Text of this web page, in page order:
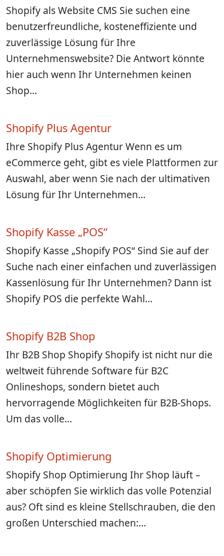
Shopify als Website CMS Sie suchen eine
benutzerfreundliche, kosteneffiziente und
zuverlässige Lösung für Ihre
Unternehmenswebsite? Die Antwort könnte
hier auch wenn Ihr Unternehmen keinen
Shop…
Shopify Plus Agentur
Ihre Shopify Plus Agentur Wenn es um
eCommerce geht, gibt es viele Plattformen zur
Auswahl, aber wenn Sie nach der ultimativen
Lösung für Ihr Unternehmen…
Shopify Kasse „POS“
Shopify Kasse „Shopify POS“ Sind Sie auf der
Suche nach einer einfachen und zuverlässigen
Kassenlösung für Ihr Unternehmen? Dann ist
Shopify POS die perfekte Wahl…
Shopify B2B Shop
Ihr B2B Shop Shopify Shopify ist nicht nur die
weltweit führende Software für B2C
Onlineshops, sondern bietet auch
hervorragende Möglichkeiten für B2B-Shops.
Um das volle…
Shopify Optimierung
Shopify Shop Optimierung Ihr Shop läuft –
aber schöpfen Sie wirklich das volle Potenzial
aus? Oft sind es kleine Stellschrauben, die den
großen Unterschied machen:…